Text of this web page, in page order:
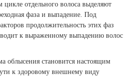
отдельного волоса выделяют
фаза и выпадение. Под
продолжительность этих фаз
к выраженному выпадению волос
облысения становится настоящим
к здоровому внешнему виду